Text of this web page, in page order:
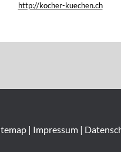
http://kocher-kuechen.ch
| Impressum|